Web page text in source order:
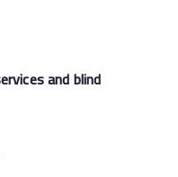
and blind